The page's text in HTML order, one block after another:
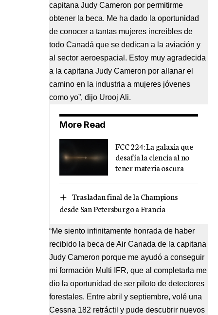
capitana Judy Cameron por permitirme
obtener la beca. Me ha dado la oportunidad
de conocer a tantas mujeres increíbles de
todo Canadá que se dedican a la aviación y
al sector aeroespacial. Estoy muy agradecida
a la capitana Judy Cameron por allanar el
camino en la industria a mujeres jóvenes
como yo”, dijo Urooj Ali.
More Read
FCC 224: La galaxia que
desafía la ciencia al no
tener materia oscura
Trasladan final de la Champions
desde San Petersburgo a Francia
“Me siento infinitamente honrada de haber
recibido la beca de Air Canada de la capitana
Judy Cameron porque me ayudó a conseguir
mi formación Multi IFR, que al completarla me
dio la oportunidad de ser piloto de detectores
forestales. Entre abril y septiembre, volé una
Cessna 182 retráctil y pude descubrir nuevos